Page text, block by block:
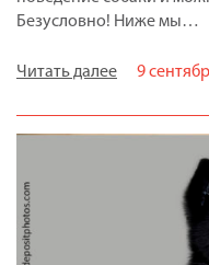
Безусловно! Ниже мы…
Читать далее 9